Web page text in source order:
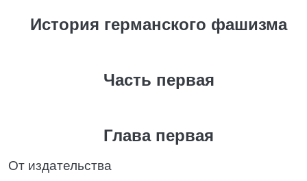
История германского фашизма
Часть первая
Глава первая
От издательства